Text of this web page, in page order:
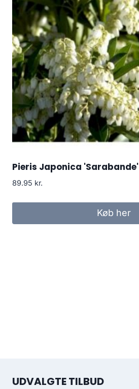
Pieris Japonica 'Sarabande'
89.95 kr.
Køb her
UDVALGTE TILBUD